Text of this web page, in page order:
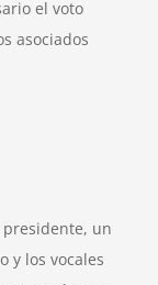
el voto
asociados
un
y los vocales